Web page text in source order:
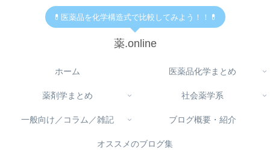
💊医薬品を化学構造式で比較してみよう！！💊
薬.online
ホーム 医薬品化学まとめ
薬剤学まとめ 社会薬学系
一般向け／コラム／雑記 ブログ概要・紹介
オススメのブログ集